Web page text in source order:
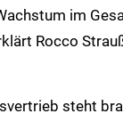
im
Rocco
steht